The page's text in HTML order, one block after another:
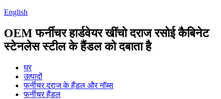
English
OEM फर्नीचर हार्डवेयर खींचो दराज रसोई कैबिनेट
स्टेनलेस स्टील के हैंडल को दबाता है
घर
उत्पादों
फर्नीचर दराज के हैंडल और नॉब्स
फर्नीचर हैंडल